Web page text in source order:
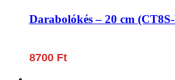
Darabolókés – 20 cm
8700 Ft